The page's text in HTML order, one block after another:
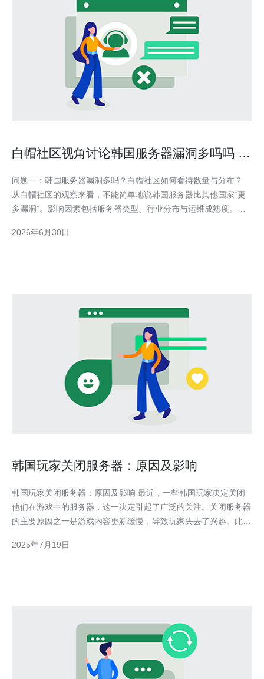
白帽社区视角讨论韩国服务器漏洞多吗吗 的
问题一：韩国服务器漏洞多吗？白帽社区如何看待数量与分布？
从白帽社区的观察来看，不能简单地说韩国服务器比其他国家“更
多漏洞”。影响因素包括服务器类型、行业分布与运维成熟度。金
业与遗留系统则更容易出现配置错误、未打补丁或弱口令问题。这
2026年6月30日
韩国玩家关闭服务器：原因及影响
韩国玩家关闭服务器：原因及影响 最近，一些韩国玩家决定关闭
他们在游戏中的服务器，这一决定引起了广泛的关注。关闭服务器
的主要原因之一是游戏内容更新缓慢，导致玩家失去了兴趣。此
BUG等，也是关闭服务器的原因之一。 关闭服务器对游戏社区和
2025年7月19日